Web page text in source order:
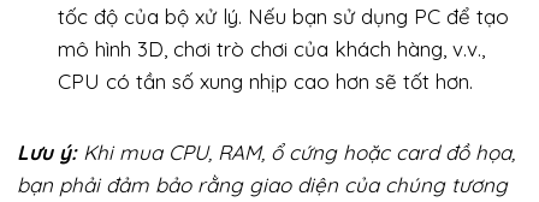
tốc độ của bộ xử lý. Nếu bạn sử dụng PC để tạo
mô hình 3D, chơi trò chơi của khách hàng, v.v.,
CPU có tần số xung nhịp cao hơn sẽ tốt hơn.
Lưu ý:Khi mua CPU, RAM, ổ cứng hoặc card đồ họa,
bạn phải đảm bảo rằng giao diện của chúng tương